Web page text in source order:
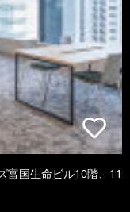
富国生命ビル10階、11